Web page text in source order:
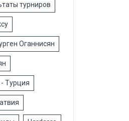
турниров
Оганнисян
Турция